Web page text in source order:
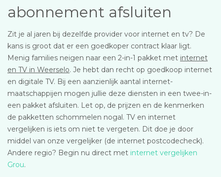
abonnement afsluiten
Zit je al jaren bij dezelfde provider voor internet en tv? De
kans is groot dat er een goedkoper contract klaar ligt.
Menig families neigen naar een 2-in-1 pakket met internet
en TV in Weerselo. Je hebt dan recht op goedkoop internet
en digitale TV. Bij een aanzienlijk aantal internet-
maatschappijen mogen jullie deze diensten in een twee-in-
een pakket afsluiten. Let op, de prijzen en de kenmerken
de pakketten schommelen nogal. TV en internet
vergelijken is iets om niet te vergeten. Dit doe je door
middel van onze vergelijker (de internet postcodecheck).
Andere regio? Begin nu direct met internet vergelijken
Grou.